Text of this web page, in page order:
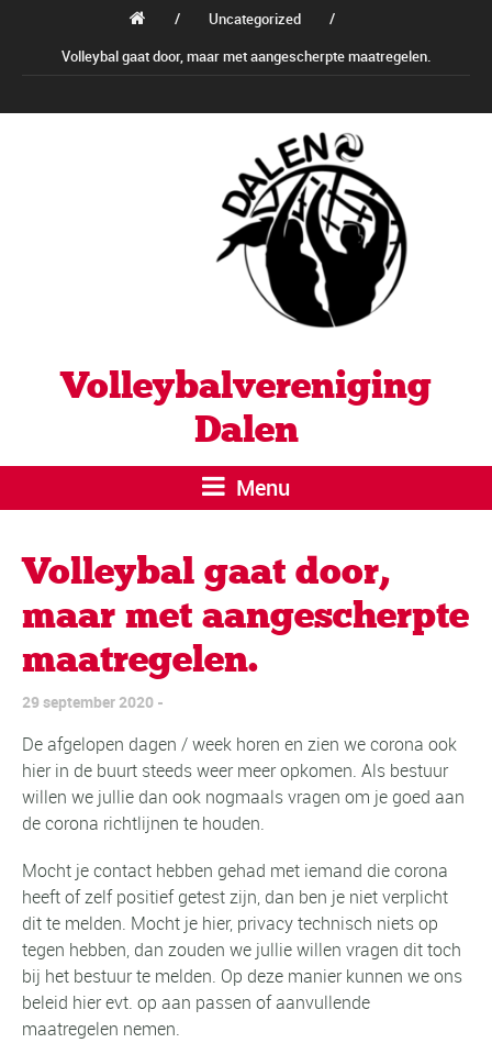
/ Uncategorized
/
Volleybal gaat door, maar met aangescherpte maatregelen.
Volleybalvereniging
Dalen
Menu
Volleybal gaat door,
maar met aangescherpte
maatregelen.
29 september 2020
De afgelopen dagen / week horen en zien we corona ook
hier in de buurt steeds weer meer opkomen. Als bestuur
willen we jullie dan ook nogmaals vragen om je goed aan
de corona richtlijnen te houden.
Mocht je contact hebben gehad met iemand die corona
heeft of zelf positief getest zijn, dan ben je niet verplicht
dit te melden. Mocht je hier, privacy technisch niets op
tegen hebben, dan zouden we jullie willen vragen dit toch
bij het bestuur te melden. Op deze manier kunnen we ons
beleid hier evt. op aan passen of aanvullende
maatregelen nemen.